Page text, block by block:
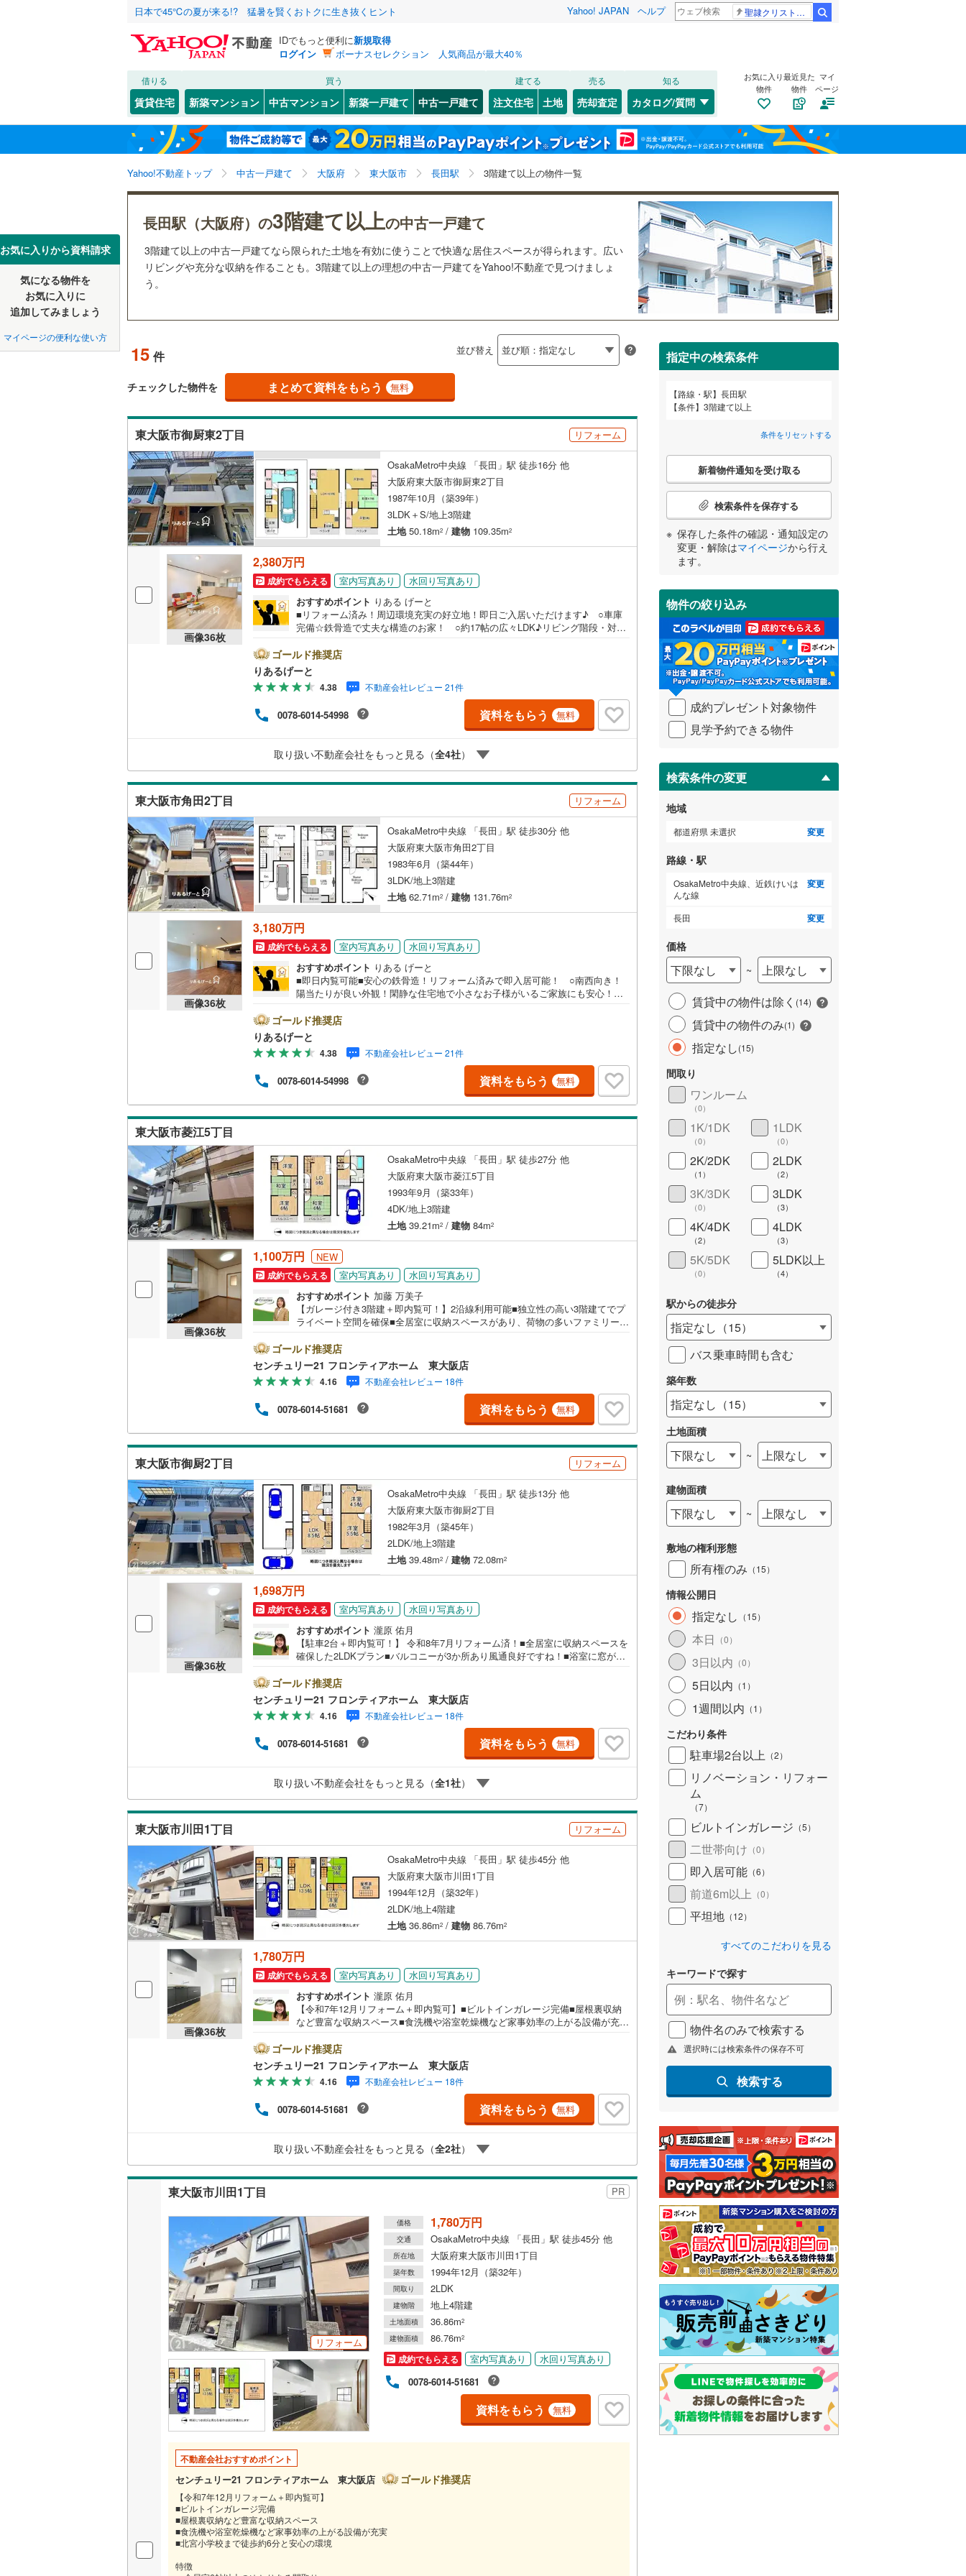
日本で45℃の夏が来る!? 猛暑を賢くおトクに生き抜くヒント Yahoo! JAPAN ヘルプ 聖隷クリストファー高校
IDでもっと便利に新規取得
ログイン
ボーナスセレクション 人気商品が最大40％
借りる
賃貸住宅
買う
新築マンション 中古マンション 新築一戸建て 中古一戸建て
建てる
注文住宅 土地
売る
売却査定
知る
カタログ/質問
お気に入り
物件
最近見た
物件
マイ
ページ
Yahoo!不動産トップ 中古一戸建て 大阪府 東大阪市 長田駅 3階建て以上の物件一覧
お気に入りから資料請求
気になる物件を
お気に入りに
追加してみましょう
マイページの便利な使い方
長田駅（大阪府）の3階建て以上の中古一戸建て
3階建て以上の中古一戸建てなら限られた土地を有効に使うことで快適な居住スペースが得られます。広い
リビングや充分な収納を作ることも。3階建て以上の理想の中古一戸建てをYahoo!不動産で見つけましょ
う。
15 件 並び替え
チェックした物件を まとめて資料をもらう 無料
東大阪市御厨東2丁目 リフォーム
OsakaMetro中央線 「長田」駅 徒歩16分 他
大阪府東大阪市御厨東2丁目
1987年10月（築39年）
3LDK＋S/地上3階建
土地50.18m2 / 建物 109.35m2
画像36枚
2,380万円
成約でもらえる 室内写真あり
水回り写真あり
おすすめポイント りある げーと
■リフォーム済み！周辺環境充実の好立地！即日ご入居いただけます♪ ○車庫
完備☆鉄骨造で丈夫な構造のお家！ ○約17帖の広々LDK♪リビング階段・対面
っと見学してみたいだけなどでも内覧可能です！売主さまの都合等で見学がで
きない場合がございます。お気軽に「りあるげーと」までお問合わせ下さい！■
「りあるげーと」が選ばれるポイント！■年中休まず営業中！いつでも対応致し
ます！・営業時間:9:00～21:00上記の時間帯は、お電話でのお問い合わせでスム
ーズに案内が可能です！■各種相談、承ります！■【無料送迎】「小さなお子さ
まをつれて外出しづらい」「来店までの交通手段が取りづらい」などご相談く
ださい！営業スタッフがご自宅に伺って送迎致します！【リフォーム相談】資
たりの提案を行います！■その他:物件相談、住宅ローン相談、ご質問、気にな
ること、何でもお気軽にご相談ください！
ゴールド推奨店
りあるげーと
4.38 不動産会社レビュー 21件
0078-6014-54998 資料をもらう 無料
取り扱い不動産会社をもっと見る（全4社）
東大阪市角田2丁目 リフォーム
OsakaMetro中央線 「長田」駅 徒歩30分 他
大阪府東大阪市角田2丁目
1983年6月（築44年）
3LDK/地上3階建
土地62.71m2 / 建物 131.76m2
画像36枚
3,180万円
成約でもらえる 室内写真あり
水回り写真あり
おすすめポイント りある げーと
■即日内覧可能■安心の鉄骨造！リフォーム済みで即入居可能！ ○南西向き！
陽当たりが良い外観！閑静な住宅地で小さなお子様がいるご家族にも安心！ ○
ま！ちょっと見学してみたいだけなどでも内覧可能です！売主さまの都合等で
見学ができない場合がございます。お気軽に「りあるげーと」までお問合わせ
下さい！■「りあるげーと」が選ばれるポイント！■年中休まず営業中！いつで
も対応致します！・営業時間:9:00～21:00上記の時間帯は、お電話でのお問い合
わせでスムーズに案内が可能です！■各種相談、承ります！■【無料送迎】「小
さなお子さまをつれて外出しづらい」「来店までの交通手段が取りづらい」な
どご相談ください！営業スタッフがご自宅に伺って送迎致します！【リフォー
ム相談】資格を持った専門スタッフがお悩みに合わせてお話をうかがい、お客
さまにぴったりの提案を行います！■その他:物件相談、住宅ローン相談、ご質
ゴールド推奨店
りあるげーと
4.38 不動産会社レビュー 21件
0078-6014-54998 資料をもらう 無料
東大阪市菱江5丁目
OsakaMetro中央線 「長田」駅 徒歩27分 他
大阪府東大阪市菱江5丁目
1993年9月（築33年）
4DK/地上3階建
土地39.21m2 / 建物 84m2
画像36枚
1,100万円 NEW
成約でもらえる 室内写真あり
水回り写真あり
おすすめポイント 加藤 万美子
【ガレージ付き3階建＋即内覧可！】2沿線利用可能■独立性の高い3階建てでプ
ライベート空間を確保■全居室に収納スペースがあり、荷物の多いファミリーで
スムーズにできる窓のある快適キッチン・2階と3階にバルコニーがあり洗濯物
の外干しも快適・浴室に窓があり自然換気がしやすく湿気対策も行えます・お
出かけ前の身支度に重宝する独立洗面台を採用 立地・玉川小学校まで徒歩約9
分・玉川中学校まで徒歩約17分 弊社が選ばれる理由 1.お金の扱い方のプロ、フ
ァイナンシャルプランナーが資金計画をサポート！2.買い替えなどにも対応で
きる売却専門チームあり！3.たくさんの銀行と繋がりがあるため、最も低金利
になるように審査が可能！4.物件のお引渡し後に必要になったお家のリフォー
ムも弊社のリフォームプランナーがご提案！弊社は専門家同士が連携をとって
いるため、より多くの知見がございますお気軽にお問合せください！
ゴールド推奨店
センチュリー21 フロンティアホーム 東大阪店
4.16 不動産会社レビュー 18件
0078-6014-51681 資料をもらう 無料
東大阪市御厨2丁目 リフォーム
OsakaMetro中央線 「長田」駅 徒歩13分 他
大阪府東大阪市御厨2丁目
1982年3月（築45年）
2LDK/地上3階建
土地39.48m2 / 建物 72.08m2
画像36枚
1,698万円
成約でもらえる 室内写真あり
水回り写真あり
おすすめポイント 瀧原 佑月
【駐車2台＋即内覧可！】 令和8年7月リフォーム済！■全居室に収納スペースを
確保した2LDKプラン■バルコニーが3か所あり風通良好ですね！■浴室に窓があ
調・洗面化粧台、トイレ一式、洗濯パン新調・建具一式新調（1階玄関横、各部
屋、収納、トイレ）・CF一式新調（各部屋、階段、収納、トイレ）・ダウンラ
イト一式新調・モニタ付きインターホン新調・クロス一式新調・美装工事、大
工工事、電気工事一式完了済・外壁塗装工事（正面・シャッター部分のみ）
など 立地・東大阪市立藤戸小学校まで徒歩約5分・東大阪市立新喜多中学校ま
で徒歩約13分 弊社が選ばれる理由 1.お金の扱い方のプロ、ファイナンシャルプ
ランナーが資金計画をサポート2.買い替えなどにも対応できる売却専門チーム
能弊社は専門家同士が連携をとっているため、より多くの知見がございますお
気軽にお問合せください
ゴールド推奨店
センチュリー21 フロンティアホーム 東大阪店
4.16 不動産会社レビュー 18件
0078-6014-51681 資料をもらう 無料
取り扱い不動産会社をもっと見る（全1社）
東大阪市川田1丁目 リフォーム
OsakaMetro中央線 「長田」駅 徒歩45分 他
大阪府東大阪市川田1丁目
1994年12月（築32年）
2LDK/地上4階建
土地36.86m2 / 建物 86.76m2
画像36枚
1,780万円
成約でもらえる 室内写真あり
水回り写真あり
おすすめポイント 瀧原 佑月
【令和7年12月リフォーム＋即内覧可】■ビルトインガレージ完備■屋根裏収納
など豊富な収納スペース■食洗機や浴室乾燥機など家事効率の上がる設備が充実
取り・浄水器を備えたシステムキッチン・雨の日も安心な浴室乾燥機付き・2面
採光につき通風・採光良好・木・鉄筋コンクリート造の堅牢な建物 リフォーム
内容・キッチン新調・浴室新調・洗面台新調・トイレ新調・フローリング張替
え・クロス張替え・ハウスクリーニング 立地・東大阪市立北宮小学校まで徒歩
約6分・東大阪市立盾津東中学校まで徒歩約11分 弊社が選ばれる理由 1.お金の
扱い方のプロ、ファイナンシャルプランナーが資金計画をサポート！2.買い替
えなどにも対応できる売却専門チームあり！3.たくさんの銀行と繋がりがある
いるため、より多くの知見がございますお気軽にお問合せください！
ゴールド推奨店
センチュリー21 フロンティアホーム 東大阪店
4.16 不動産会社レビュー 18件
0078-6014-51681 資料をもらう 無料
取り扱い不動産会社をもっと見る（全2社）
東大阪市川田1丁目 PR
リフォーム
価格 1,780万円
交通 OsakaMetro中央線 「長田」駅 徒歩45分 他
所在地 大阪府東大阪市川田1丁目
築年数 1994年12月（築32年）
間取り 2LDK
建物階 地上4階建
土地面積 36.86m2
建物面積 86.76m2
成約でもらえる 室内写真あり
水回り写真あり
0078-6014-51681
資料をもらう 無料
不動産会社おすすめポイント
センチュリー21 フロンティアホーム 東大阪店 ゴールド推奨店
【令和7年12月リフォーム＋即内覧可】
■ビルトインガレージ完備
■屋根裏収納など豊富な収納スペース
■食洗機や浴室乾燥機など家事効率の上がる設備が充実
■北宮小学校まで徒歩約6分と安心の環境
特徴
指定中の検索条件
路線・駅
長田駅
条件
3階建て以上
条件をリセットする
こ
検
条
件
受
け
取
る
・
条
件
を
イ
ペ
ジ
に
保
存
す
る
新着物件通知を受け取る
検索条件を保存する
保存した条件の確認・通知設定の
変更・解除はマイページから行え
ます。
物件の絞り込み
成約プレゼント対象物件
見学予約できる物件
検索条件の変更
地域
都道府県 未選択 変更
路線・駅
OsakaMetro中央線、近鉄けいは
んな線
変更
長田 変更
価格
下限なし ~
上限なし
賃貸中の物件は除く (14)
賃貸中の物件のみ(1)
指定なし(15)
間取り
ワンルーム
（0）
1K/1DK
（0）
1LDK
（0）
2K/2DK
（1 ）
2LDK
（2）
3K/3DK
（0）
3LDK
（3）
4K/4DK
（2）
4LDK
（3）
5K/5DK
（0）
5LDK以上
（4）
駅からの徒歩分
指定なし （15）
バス乗車時間も含む
築年数
指定なし （15）
土地面積
下限なし ~ 上限なし
建物面積
下限なし ~ 上限なし
敷地の権利形態
所有権のみ （15）
情報公開日
指定なし （15）
本日 （0）
3日以内 （0）
5日以内 （1 ）
1週間以内 （1 ）
こだわり条件
駐車場2台以上 （2）
リノベーション・リフォー
ム
（7）
ビルトインガレージ （5）
二世帯向け （0）
即入居可能 （6）
前道6m以上 （0）
平坦地 （12）
すべてのこだわりを見る
キーワードで探す
物件名のみで検索する
選択時には検索条件の保存不可
検索する
北海道 北海道
東北 青森 岩手 宮城 秋田 山形 福島
関東 東京 神奈川 埼玉 千葉 茨城
新潟 長野
東海 愛知 岐阜 静岡 三重
和歌山
中国 鳥取 島根 岡山 広島 山口
高知
福岡 佐賀 長崎 鹿児島
該当物件0件 この条件で検索する 条件をリセットする
該当物件0件 この条件で検索する 条件をリセットする
該当物件0件 この条件で検索する 条件をリセットする
JR 函館本線(10) 札沼線(2) 千歳線(3)
石勝線(0) 室蘭本線(2) 日高本線(1)
根室本線(3) 富良野線(0) 宗谷本線(0)
石北本線
(3) 釧網本線(1)
常磐線(56) 水郡線(3) 川越線(24)
高崎線(89) 上越線 吾妻線(1)
両毛線(9) 水戸線(3) 日光線
仙石線( 4)
)
釜石線(0)
花輪線 (0) 八戸線(1)
大湊線(0)
陸羽西線(1)
男鹿線 ( 0) 五能線(0) (0)
羽越本線( 0) 白新線 信越本線(6)
飯山線
2) 越後線 弥彦線(0)
湘南新宿ライン（宇都宮～逗子）
(152)
湘南新宿ライン（前橋～小田原）
総武本線 (50)
外房線(2) 内房線 京葉線(23)
成田線 ( 1) 鹿島線(1) 久留里線(1)
山手線(148)
南武線(81 武蔵野線(112)
横浜線 (51) 横須賀線(50)
相模線(36) 中央本線（JR東日本）(60 青梅線
五日市線 (0) 八高線
篠ノ井線(1) 大糸線（JR東日本）(3) 京浜東北線(353)
総武線
伊東線(30) 東海道本線（JR東海） 御殿場線( 9)
身延線 ( ) 飯田線 中央本線（JR東海）
武豊線(2) 太多線(1)
関西本線（JR東海）(8)
参宮線(
大糸線（JR西日本）
小浜線(0)
越美北線(1) 七尾線(0) 城端線(0)
氷見線
(1) 関西本線（JR西日本）(
紀勢本線（JR西日本）
大阪環状線
福知山線(48) 山陽本線（JR西日本）
播但線(6) 姫新線( 10)
赤穂線(3) 津山線(0) 吉備線
宇野線(3) 伯備線(0) (5
福塩線 (5 ) 呉線( 可部線 (3
岩徳線 (0) 山口線 宇部線(1)
小野田線(0) 美祢線 山陰本線(46)
舞鶴線( 0) 境線(
)
木次線(0) 草津線 (38
桜井線(3) 片町線(153) 和歌山線(3)
関西空港線 東西線(53)
おおさか東線(111 予讃線(7)
内子線 (0 高徳線(
鳴門線(0) 徳島線(0) 牟岐線(1 )
土讃線(8) 土讃線(0) 山陽本線（JR九州） (1)
篠栗線(1)
三角線(0) 肥薩線 ( 2) 指宿枕崎線
長崎本線(2) 唐津線 筑肥線(4 )
佐世保線(0) 久大本線(3)
豊肥本線(3) 日豊本線(19) 日田彦山線(4)
日南線( 筑豊本線(2
後藤寺線(2) 北海道新幹線(0)
東北新幹線 (30) 上越新幹線(26) 山形新幹線
秋田新幹線(25) 東海道新幹線 (
山陽新幹線( 24) 九州新幹線(8)
札幌市営地下鉄東豊線
仙台市地下鉄南北線(7) 仙台市地下鉄東西線(6) 東京メトロ銀座線
東京メトロ丸ノ内方南支線(14) 東京メトロ日比谷線(57
東京メトロ東西線(67) 東京メトロ千代田線(68) 東京メトロ有楽町線(70
東京メトロ半蔵門線(25 東京メトロ南北線 東京メトロ副都心線(87
都営浅草線
(37 都営三田線 都営新宿線(68)
都営大江戸線(96) 横浜市営地下鉄ブルーライン
横浜市営地下鉄グリーンライン
名古屋市営地下鉄東山線(36 ) 名古屋市営地下鉄名城線 名古屋市営地下鉄鶴舞線
名古屋市営地下鉄桜通線(34) 名古屋市営地下鉄名港線(12
京都市営地下鉄烏丸線(38) 京都市営地下鉄東西線(50) OsakaMetro長堀鶴見緑地線(94
OsakaMetro今里筋線
OsakaMetro谷町線(139)
OsakaMetro四つ橋線(53) OsakaMetro千日前線(65)
OsakaMetro堺筋線(33 神戸市営地下鉄西神・山手線 (20)
福岡市地下鉄七隈線(4)
私鉄・その他 札幌市電(0) 函館市電(1) 函館市電宝来・谷地頭線(0)
真岡鐵道(0)
阿武隈急行
) 会津鉄道 山形鉄道フラワー長井線(0)
秋田内陸縦貫鉄道( 0) しなの鉄道北しなの線(
えちごトキめき鉄道妙高はねうまラ
イン(2)
いすみ鉄道(0)
IGRいわて銀河鉄道(1 津軽鉄道(0)
弘南鉄道弘南線(0) 三陸鉄道リアス線(0)
由利高原鉄道鳥海山ろく線(0) 福島交通飯坂線(0) 仙台空港アクセス線(0)
長野電鉄長野線(0 上田電鉄別所線(0) 松本電鉄上高地線(1)
宇都宮ライトレール( 関東鉄道竜ケ崎線(0) 関東鉄道常総線(0)
鹿島臨海鉄道大洗鹿島線
小湊鐵道(0) 千葉都市モノレール
上毛電気鉄道上毛線
流鉄流山線(3)
該当物件0件 この条件で検索する 条件をリセットする
コスモスクエア (5) (10) (10) (4) (0) (0) (0) (0) 森ノ宮 (19)
(15 19) (15) (25 )
該当物件0件 この条件で検索する 条件をリセットする
こだわり条件 リフォーム、リノベーション
リノベーション・リフォーム
（7）
築古・築30年以上（9）
設備
床暖房 （ トイレ２か所
駐車場2台以上 （ 2） ビルトインガレージ 太陽光発電システム（0
ＴＶモニタ付インターホン
防犯カメラ（0）
間取り、居室全体
バリアフリー住宅（ 間取り変更可能（0）
二世帯向け（0） 3階建て以上（15）
サービスルーム（納戸）（0）
最寄りの駅が始発駅（ 0） 海まで2km以内（ 0） 小学校まで1km以内（12）
配置、向き、建ち方、日当たり
前道6m以上（ 0） 角地（0） 南道路（4）
平坦地
LD
リビングダイニング15畳以上
キッチン
（1 対面キッチン（4）
即入居可能（6）
浴室乾燥機あり （5
収納
ウォークインクローゼット
（2）
床下収納
バルコニー、庭
ウッドデッキあり（0）
構造・規模・施工・品質・工法関連
耐震、免震、制震構造
（ 0 ）
長期優良住宅 （0）
オンライン対応とは？ 詳しく見る
該当物件0件 この条件で検索する 条件をリセットする
検索条件を保存しました
この検索条件の新着物件通知は、 マイページから設定できます。
保存した条件を見る
長田駅、3階建て以上
検索条件を保存する
マイページ
閉じる お気に入りリストを見る
閉じる
閉じる お気に入りリストを見る
閉じる